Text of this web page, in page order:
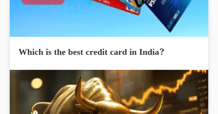
Which is the best credit card in India?